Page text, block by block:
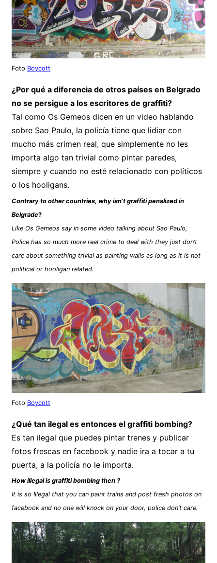
Foto Boycott
¿Por qué a diferencia de otros países en Belgrado
no se persigue a los escritores de graffiti?
Tal como Os Gemeos dicen en un video hablando
sobre Sao Paulo, la policía tiene que lidiar con
mucho más crimen real, que simplemente no les
importa algo tan trivial como pintar paredes,
siempre y cuando no esté relacionado con políticos
o los hooligans.
Contrary to other countries, why isn’t graffiti penalized in
Belgrade?
Like Os Gemeos say in some video talking about Sao Paulo,
Police has so much more real crime to deal with they just don’t
care about something trivial as painting walls as long as it is not
political or hooligan related.
Foto Boycott
¿Qué tan ilegal es entonces el graffiti bombing?
Es tan ilegal que puedes pintar trenes y publicar
fotos frescas en facebook y nadie ira a tocar a tu
puerta, a la policía no le importa.
How illegal is graffiti bombing then ?
It is so Illegal that you can paint trains and post fresh photos on
facebook and no one will knock on your door, police don’t care.